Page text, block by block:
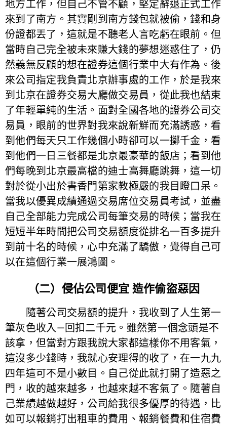
地方工作，但自己不管不顧，堅定辭退正式工作
來到了南方。其實剛到南方錢包就被偷，錢和身
份證都丟了，這就是不聽老人言吃虧在眼前。但
當時自己完全被未來賺大錢的夢想迷惑住了，仍
然義無反顧的想在證券這個行業中大有作為。後
來公司指定我負責北京辦事處的工作，於是我來
到北京在證券交易大廳做交易員，從此我也結束
了年輕單純的生活。面對全國各地的證券公司交
易員，眼前的世界對我來說新鮮而充滿誘惑，看
到他們每天只工作幾個小時卻可以一擲千金，看
到他們一日三餐都是北京最豪華的飯店；看到他
們每晚到北京最高檔的迪士高舞廳跳舞，這一切
對於從小出於書香門第家教極嚴的我目瞪口呆。
當我以優異成績通過交易席位交易員考試，並盡
自己全部能力完成公司每筆交易的時候；當我在
短短半年時間把公司交易額度從排名一百多提升
到前十名的時候，心中充滿了驕傲，覺得自己可
以在這個行業一展鴻圖。
（二）侵佔公司便宜 造作偷盜惡因
隨著公司交易額的提升，我收到了人生第一
筆灰色收入—回扣二千元。雖然第一個念頭是不
該拿，但當對方跟我說大家都這樣你不用客氣，
這沒多少錢時，我就心安理得的收了，在一九九
四年這可不是小數目。自己從此就打開了造惡之
門，收的越來越多，也越來越不客氣了。隨著自
己業績越做越好，公司給我很多優厚的待遇，比
如可以報銷打出租車的費用、報銷餐費和住宿費